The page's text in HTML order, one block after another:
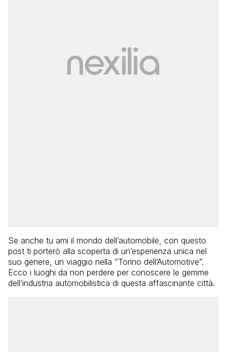
Se anche tu ami il mondo dell’automobile, con questo
post ti porterò alla scoperta di un’esperienza unica nel
suo genere, un viaggio nella “Torino dell’Automotive”.
Ecco i luoghi da non perdere per conoscere le gemme
dell’industria automobilistica di questa affascinante città.